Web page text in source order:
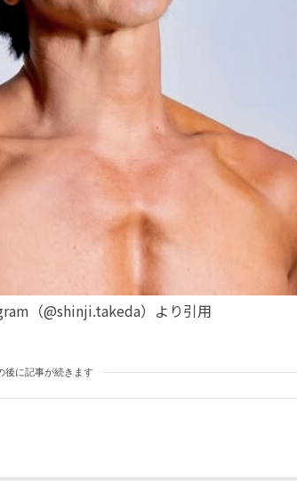
（@shinji.takeda）より引用
後に記事が続きます